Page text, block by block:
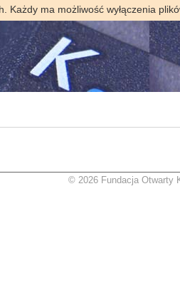
ma możliwość wyłączenia
© 2026 Fundacja Otwarty